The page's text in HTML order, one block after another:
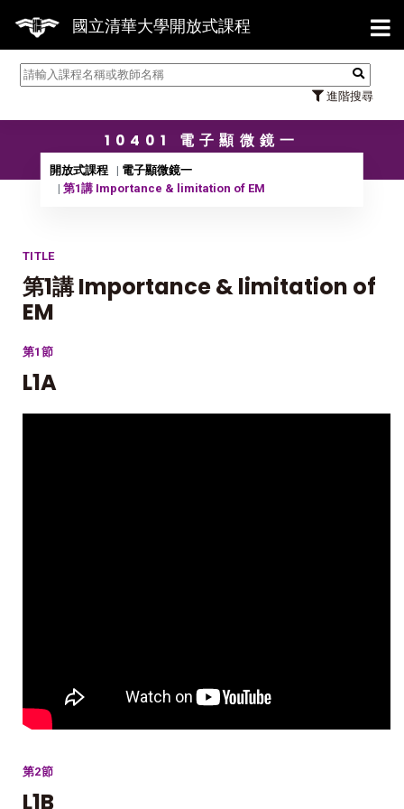
國立清華大學開放式課程
進階搜尋
【
10401 電子顯微鏡一
開放式課程
電子顯微鏡一
第1講 Importance & limitation of EM
TITLE
第1講 Importance & limitation of
EM
第1節
L1A
第2節
L1B